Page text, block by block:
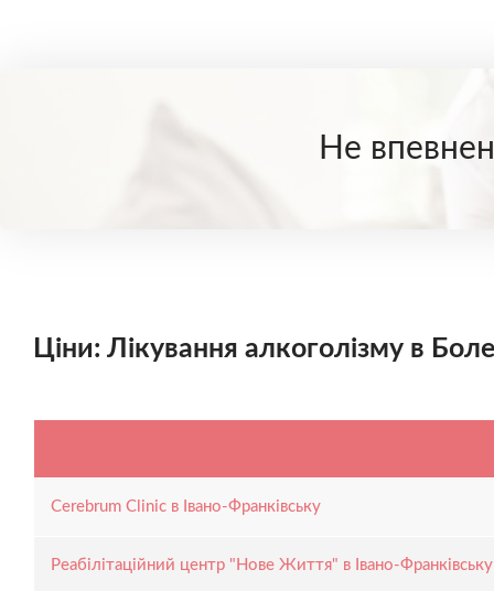
Не
Ціни: Лікування алкоголізму в
Cerebrum Clinic в Івано-Франківську
Реабілітаційний центр "Нове Життя" в Івано-Франківську